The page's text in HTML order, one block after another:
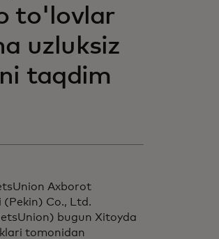
to'lovlar
uzluksiz
taqdim
Axborot
(Pekin) Co., Ltd.
bugun Xitoyda
tomonidan